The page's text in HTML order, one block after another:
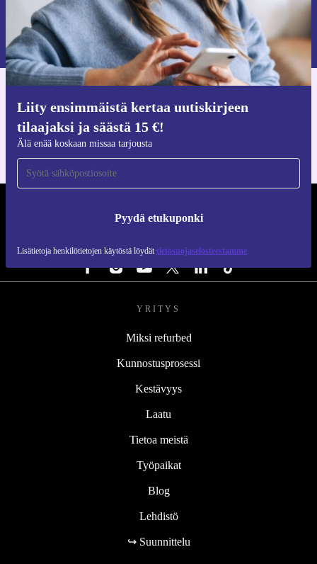
Liity ensimmäistä kertaa uutiskirjeen
tilaajaksi ja säästä 15 €!
Älä enää koskaan missaa tarjousta
Pyydä etukuponki
Lisätietoja henkilötietojen käytöstä löydät tietosuojaselosteestamme
Pyydä etukuponki
Lisätietoja henkilötietojen käytöstä löydättietosuojaselosteestamme.
iOS:lle ja Androidille
YRITYS
Miksi refurbed
Kunnostusprosessi
Kestävyys
Laatu
Tietoa meistä
Työpaikat
Blog
Lehdistö
↪ Suunnittelu